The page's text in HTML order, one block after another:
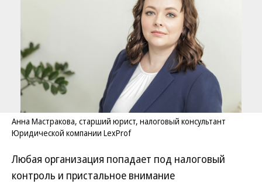
Анна Мастракова, старший юрист, налоговый консультант
Юридической компании LexProf
Любая организация попадает под налоговый
контроль и пристальное внимание